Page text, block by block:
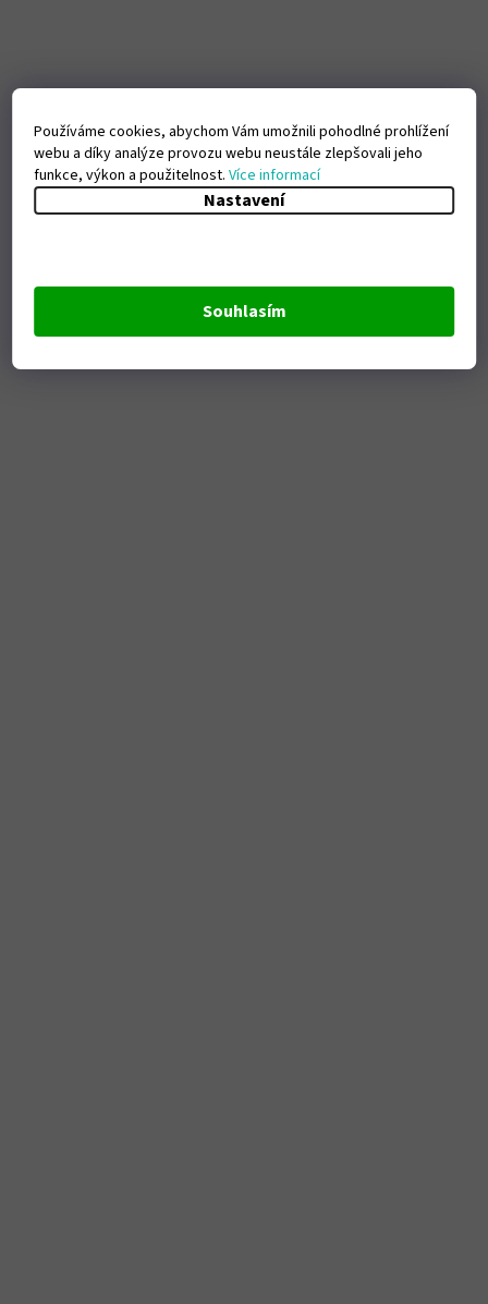
Používáme cookies, abychom Vám umožnili pohodlné prohlížení
webu a díky analýze provozu webu neustále zlepšovali jeho
funkce, výkon a použitelnost.Více informací
Nastavení
Souhlasím